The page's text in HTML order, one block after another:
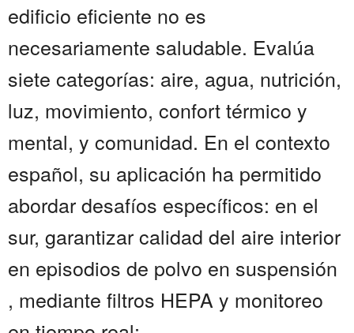
edificio eficiente no es
necesariamente saludable. Evalúa
siete categorías: aire, agua, nutrición,
luz, movimiento, confort térmico y
mental, y comunidad. En el contexto
español, su aplicación ha permitido
abordar desafíos específicos: en el
sur, garantizar calidad del aire interior
en episodios de polvo en suspensión
, mediante filtros HEPA y monitoreo